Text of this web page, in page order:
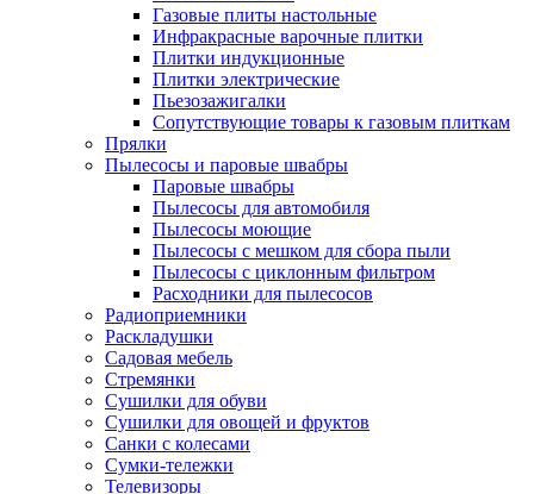
Газовые плиты настольные
Инфракрасные варочные плитки
Плитки индукционные
Плитки электрические
Пьезозажигалки
Сопутствующие товары к газовым плиткам
Прялки
Пылесосы и паровые швабры
Паровые швабры
Пылесосы для автомобиля
Пылесосы моющие
Пылесосы с мешком для сбора пыли
Пылесосы с циклонным фильтром
Расходники для пылесосов
Радиоприемники
Раскладушки
Садовая мебель
Стремянки
Сушилки для обуви
Сушилки для овощей и фруктов
Санки с колесами
Сумки-тележки
Телевизоры